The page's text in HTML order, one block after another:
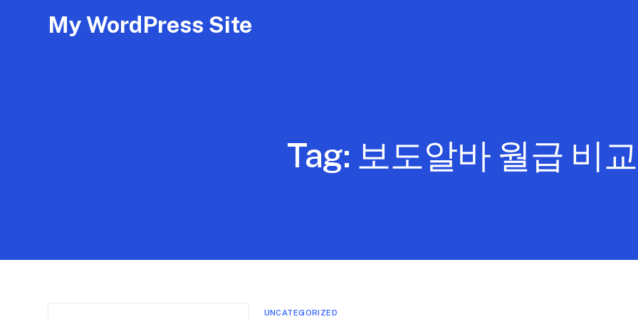
My WordPress Site
Tag: 보도알바 월급 비
UNCATEGORIZED